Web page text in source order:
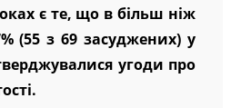
є те, що в більш ніж
(55 з 69 засуджених) у
угоди про